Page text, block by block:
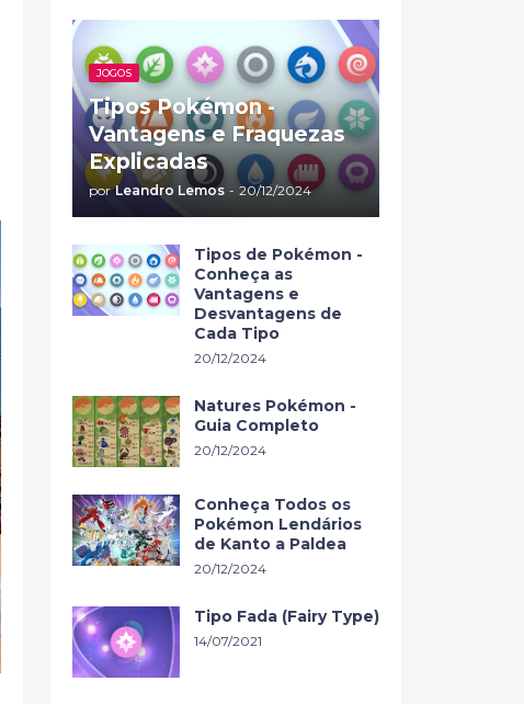
JOGOS
Tipos Pokémon -
Vantagens e Fraquezas
Explicadas
por Leandro Lemos - 20/12/2024
Tipos de Pokémon -
Conheça as
Vantagens e
Desvantagens de
Cada Tipo
20/12/2024
Natures Pokémon -
Guia Completo
20/12/2024
Conheça Todos os
Pokémon Lendários
de Kanto a Paldea
20/12/2024
Tipo Fada (Fairy Type)
14/07/2021